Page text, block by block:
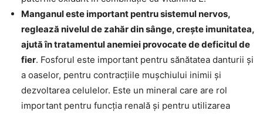
Manganul este important pentru sistemul nervos,
reglează nivelul de zahăr din sânge, crește imunitatea,
ajută în tratamentul anemiei provocate de deficitul de
fier. Fosforul este important pentru sănătatea danturii și
a oaselor, pentru contracțiile mușchiului inimii și
dezvoltarea celulelor. Este un mineral care are rol
important pentru funcția renală și pentru utilizarea